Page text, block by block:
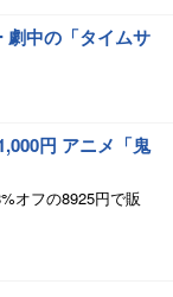
劇中の「タイムサ
円 アニメ「鬼
オフの8925円で販